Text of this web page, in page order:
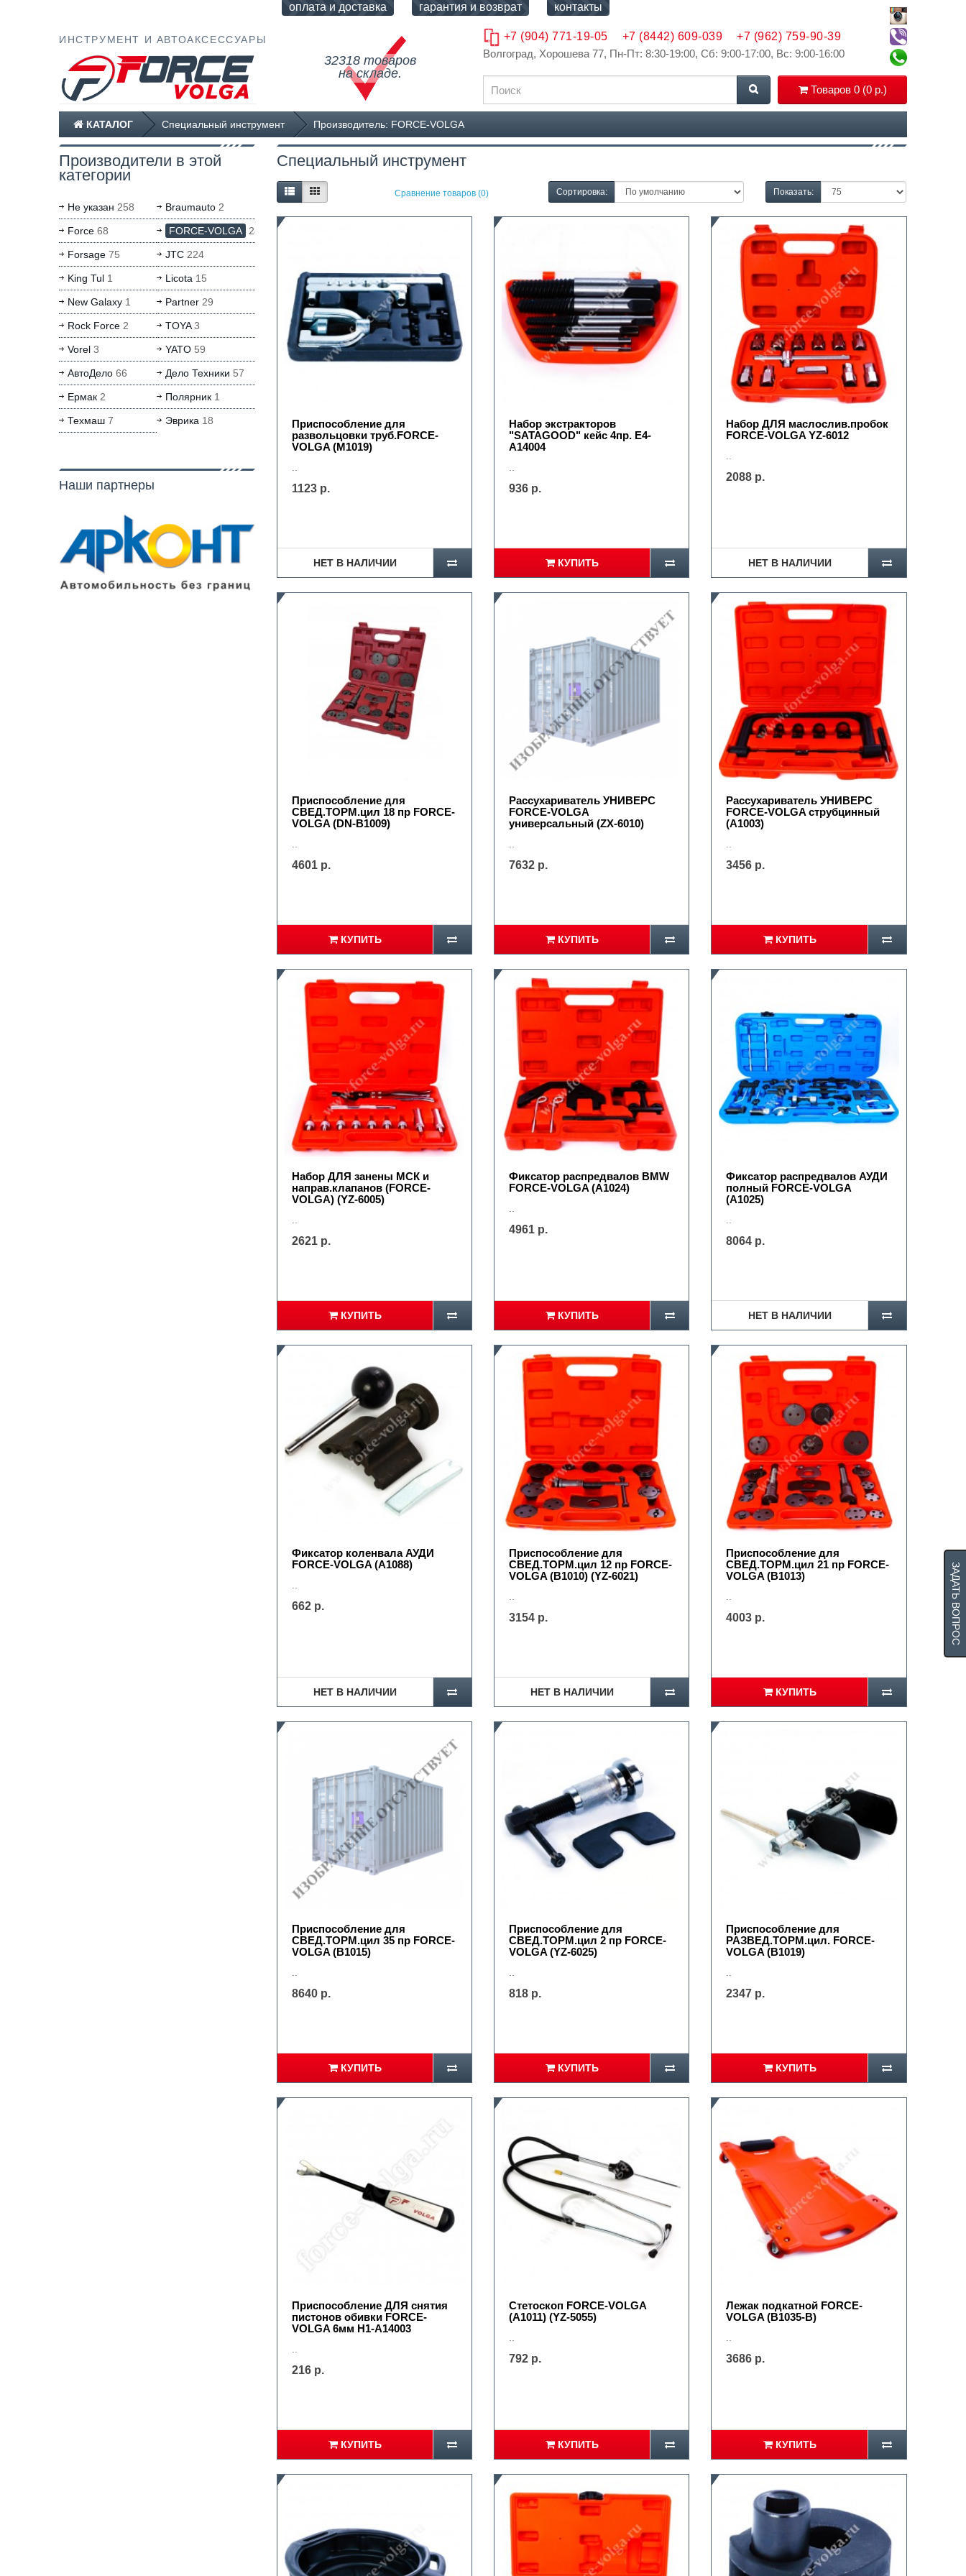
ИНСТРУМЕНТ И АВТОАКСЕССУАРЫ
оплата и доставка гарантия и возврат контакты
Волгоград, Хорошева 77, Пн-Пт: 8:30-19:00, Сб: 9:00-17:00, Вс: 9:00-16:00
Товаров 0 (0 р.)
32318 товаров
на складе.
+7 (904) 771-19-05 +7 (8442) 609-039 +7 (962) 759-90-39
КАТАЛОГ Специальный инструмент Производитель: FORCE-VOLGA
Производители в этой
категории
Не указан 258 Braumauto 2
Force 68 FORCE-VOLGA 28
Forsage 75 JTC 224
King Tul 1 Licota 15
New Galaxy 1 Partner 29
Rock Force 2 TOYA3
Vorel 3 YATO 59
АвтоДело 66 Дело Техники 57
Ермак 2 Полярник 1
Техмаш 7 Эврика 18
Наши партнеры
Специальный инструмент
Сравнение товаров (0) Сортировка: Показать:
Приспособление для
развольцовки труб.FORCE-
VOLGA (M1019)
..
1123 р.
НЕТ В НАЛИЧИИ
Набор экстракторов
"SATAGOOD" кейс 4пр. E4-
A14004
..
936 р.
КУПИТЬ
Набор ДЛЯ маслослив.пробок
FORCE-VOLGA YZ-6012
..
2088 р.
НЕТ В НАЛИЧИИ
Приспособление для
СВЕД.ТОРМ.цил 18 пр FORCE-
VOLGA (DN-B1009)
4601 р.
КУПИТЬ
Рассухариватель УНИВЕРС
FORCE-VOLGA
универсальный (ZX-6010)
7632 р.
КУПИТЬ
Рассухариватель УНИВЕРС
FORCE-VOLGA струбцинный
(А1003)
3456 р.
КУПИТЬ
Набор ДЛЯ занены МСК и
направ.клапанов (FORCE-
VOLGA) (YZ-6005)
..
2621 р.
КУПИТЬ
Фиксатор распредвалов BМW
FORCE-VOLGA (А1024)
..
4961 р.
КУПИТЬ
Фиксатор распредвалов АУДИ
полный FORCE-VOLGA
(А1025)
..
8064 р.
НЕТ В НАЛИЧИИ
Фиксатор коленвала АУДИ
FORCE-VOLGA (А1088)
662 р.
НЕТ В НАЛИЧИИ
Приспособление для
СВЕД.ТОРМ.цил 12 пр FORCE-
VOLGA (B1010) (YZ-6021)
3154 р.
НЕТ В НАЛИЧИИ
Приспособление для
СВЕД.ТОРМ.цил 21 пр FORCE-
VOLGA (B1013)
4003 р.
КУПИТЬ
Приспособление для
СВЕД.ТОРМ.цил 35 пр FORCE-
VOLGA (B1015)
..
8640 р.
КУПИТЬ
Приспособление для
СВЕД.ТОРМ.цил 2 пр FORCE-
VOLGA (YZ-6025)
..
818 р.
КУПИТЬ
Приспособление для
РАЗВЕД.ТОРМ.цил. FORCE-
VOLGA (B1019)
..
2347 р.
КУПИТЬ
Приспособление ДЛЯ снятия
пистонов обивки FORCE-
VOLGA 6мм H1-A14003
216 р.
КУПИТЬ
Стетоскоп FORCE-VOLGA
(A1011) (YZ-5055)
792 р.
КУПИТЬ
Лежак подкатной FORCE-
VOLGA (B1035-B)
3686 р.
КУПИТЬ
ЗАДАТЬ ВОПРОС